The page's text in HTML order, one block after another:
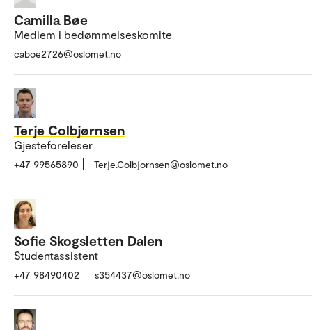
Camilla Bøe
Medlem i bedømmelseskomite
caboe2726@oslomet.no
Terje Colbjørnsen
Gjesteforeleser
+47 99565890 Terje.Colbjornsen@oslomet.no
Sofie Skogsletten Dalen
Studentassistent
+47 98490402 s354437@oslomet.no